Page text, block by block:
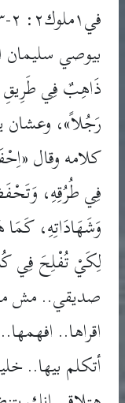
بيوصي سليمان
ذَاهِبٌ فِي
رَجُلاً»،
كلامه وقال
فِي طُرُقِهِ،
وَشَهَادَاتِهِ،
لِكَيْ تُفْلِحَ فِي
صديقي.. مش
اقراها..
أتكلم بيها..